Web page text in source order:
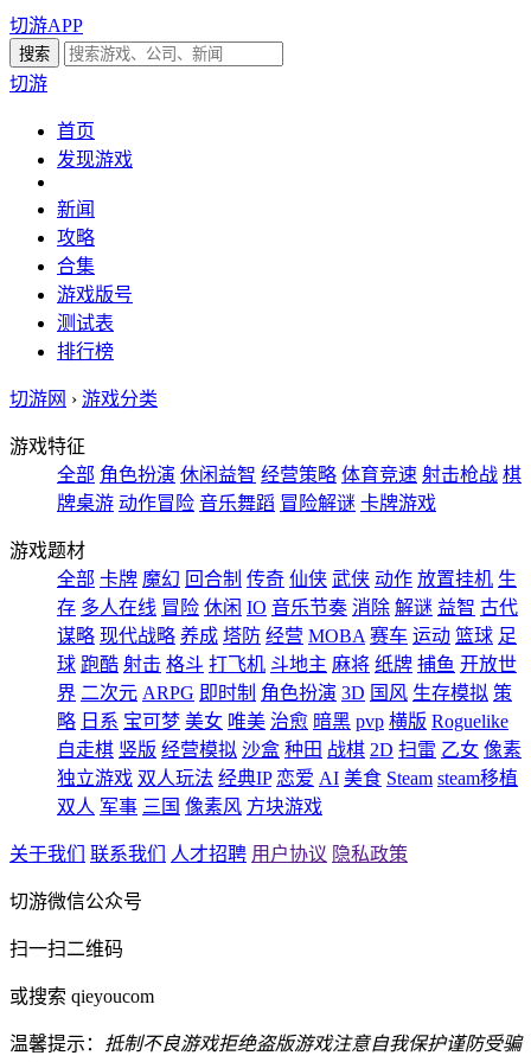
切游APP
切游
首页
发现游戏
新闻
攻略
合集
游戏版号
测试表
排行榜
切游网 › 游戏分类
游戏特征
全部 角色扮演 休闲益智 经营策略 体育竞速 射击枪战 棋
牌桌游 动作冒险 音乐舞蹈 冒险解谜 卡牌游戏
游戏题材
全部 卡牌 魔幻 回合制 传奇 仙侠 武侠 动作 放置挂机 生
存 多人在线 冒险 休闲 IO 音乐节奏 消除 解谜 益智 古代
谋略 现代战略 养成 塔防 经营 MOBA 赛车 运动 篮球 足
球 跑酷 射击 格斗 打飞机 斗地主 麻将 纸牌 捕鱼 开放世
界 二次元 ARPG 即时制 角色扮演 3D 国风 生存模拟 策
略 日系 宝可梦 美女 唯美 治愈 暗黑 pvp 横版 Roguelike
自走棋 竖版 经营模拟 沙盒 种田 战棋 2D 扫雷 乙女 像素
独立游戏 双人玩法 经典IP 恋爱 AI 美食 Steam steam移植
双人 军事 三国 像素风 方块游戏
关于我们 联系我们 人才招聘 用户协议 隐私政策
切游微信公众号
扫一扫二维码
或搜索 qieyoucom
温馨提示： 抵制不良游戏拒绝盗版游戏注意自我保护谨防受骗